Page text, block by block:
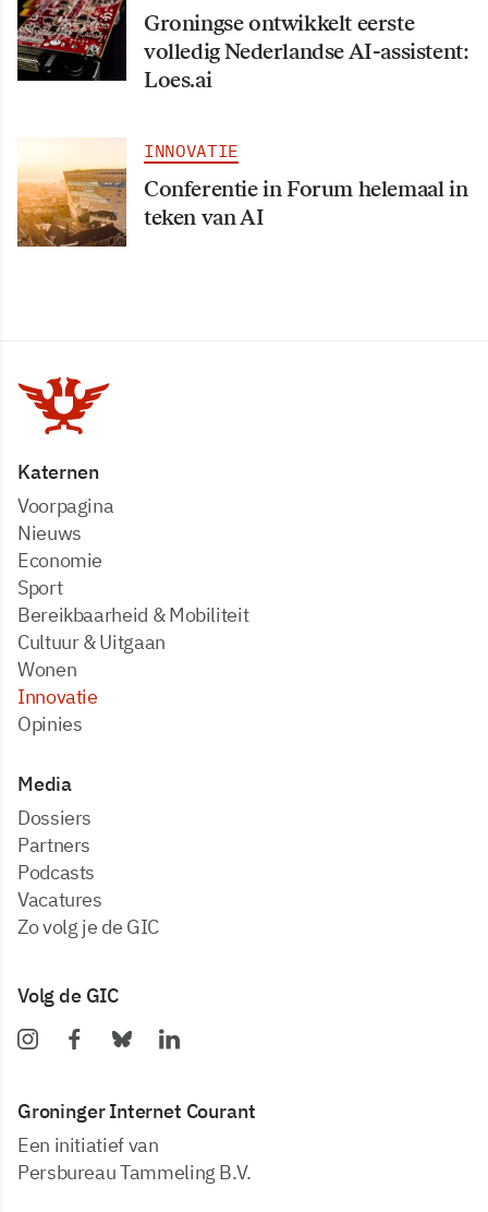
Groningse ontwikkelt eerste
volledig Nederlandse AI-assistent:
Loes.ai
INNOVATIE
Conferentie in Forum helemaal in
teken van AI
Katernen
Voorpagina
Nieuws
Economie
Sport
Bereikbaarheid & Mobiliteit
Cultuur & Uitgaan
Wonen
Innovatie
Opinies
Media
dossiers
partners
podcasts
vacatures
zo volg je de GIC
Volg de GIC
Groninger Internet Courant
Een initiatief van
Persbureau Tammeling B.V.